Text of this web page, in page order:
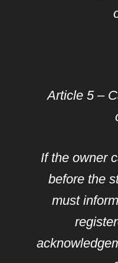
Article 5 –
If the owner
before the
must